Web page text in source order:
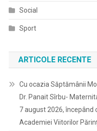
Social
Sport
ARTICOLE RECENTE
Cu ocazia Săptămânii
Dr. Panait Sîrbu-
7 august 2026, începând
Academiei Viitorilor